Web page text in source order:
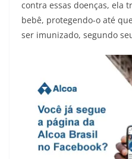
contra essas doenças, ela
bebê, protegendo-o até
ser imunizado, segundo